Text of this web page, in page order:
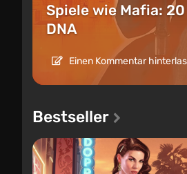
Spiele wie Mafia:
DNA
Einen Kommentar
Bestseller